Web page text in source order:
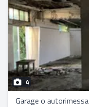
4
Garage o autorimessa